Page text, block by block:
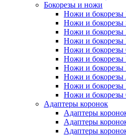
Бокорезы и ножи
Ножи и бокорезы
Ножи и бокорезы
Ножи и бокорезы
Ножи и бокорезы
Ножи и бокорезы
Ножи и бокорезы
Ножи и бокорезы
Ножи и бокорезы
Ножи и бокорезы
Ножи и бокорезы
Адаптеры коронок
Адаптеры
Адаптеры
Адаптеры